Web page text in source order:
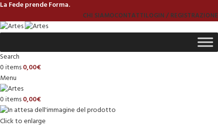
La Fede prende Forma.
CHI SIAMOCONTATTILOGIN / REGISTRAZIONE
Search
0items0,00€
Menu
0items0,00€
Click to enlarge